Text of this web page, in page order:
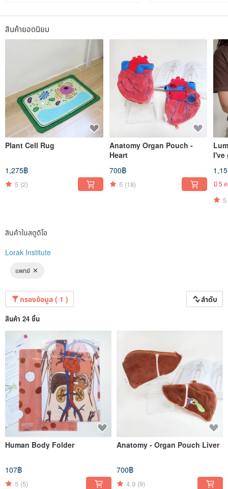
สินค้ายอดนิยม
Plant Cell Rug
1,275฿
5 (2)
Anatomy Organ Pouch -
Heart
700฿
5 (18)
I've
มี 5
5
สินค้าในสตูดิโอ
Lorak Institute
แพทย์
กรองข้อมูล ( 1 ) ลำดับ
สินค้า 24 ชิ้น
Human Body Folder
107฿
5 (5)
Anatomy - Organ Pouch Liver
700฿
4.9 (9)